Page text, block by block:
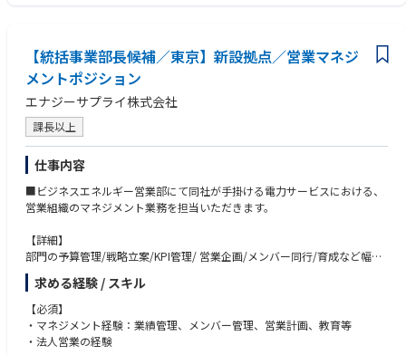
◆創業のストーリー
JERA Cross が生まれた背景には、「2050 年ゼロエミッション」という JE
RA の大胆な挑戦があります。火力発電のリーディングカンパニーである
がゆえに、脱炭素への道のりは険しい——だからこそ、戦略策定と技術実
装を一気通貫で担う専門チームが必要でした。
2014–2019 東京電力と中部電力が JV を設立し、燃料調達と火力発電で国
内シェア 30 % を確立。
2020–2023 AI・半導体需要による電力需要急増と再エネ供給逼迫という
「2030 年再エネ導入の崖」が顕在化。
2024.6 企業の GX 加速を伴走するため、JERA Cross 設立。「脱炭素＝コ
スト」という常識を、「脱炭素＝価値」に変える旗印を掲げました。 必要
だったチームは想像を超え、今では技術実装だけでなくお客様の戦略パー
トナーとなり、難題の解決に共創・貢献しています。
◆Values◆
Value｜やりきるまで進化する。進化するまでやりきる。
・挑戦者たれ：挑戦を楽しみ、切り拓く。まずはやってみる
【統括事業部長候補／東京】新設拠点／営業マネジ
メントポジション
エナジーサプライ株式会社
課長以上
仕事内容
■ビジネスエネルギー営業部にて同社が手掛ける電力サービスにおける、
営業組織のマネジメント業務を担当いただきます。
【詳細】
部門の予算管理/戦略立案/KPI管理/ 営業企画/メンバー同行/育成など幅広
くお任せします。
【同社について】
エナジーサプライは再生エネルギーの事業を行っており、今後各社事業規
模を拡大を検討しております。
求める経験 / スキル
【必須】
・マネジメント経験：業績管理、メンバー管理、営業計画、教育等
・法人営業の経験